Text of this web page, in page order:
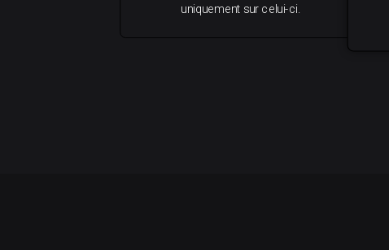
uniquement sur celui-ci.